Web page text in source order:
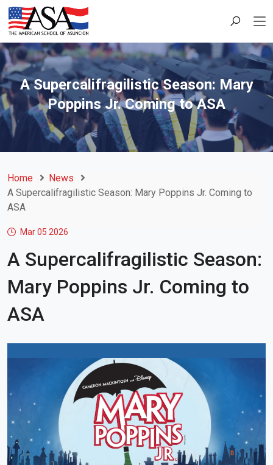
A Supercalifragilistic Season: Mary
Poppins Jr. Coming to ASA
Home
News
A Supercalifragilistic Season: Mary Poppins Jr. Coming to
ASA
Mar 05 2026
A Supercalifragilistic Season:
Mary Poppins Jr. Coming to
ASA